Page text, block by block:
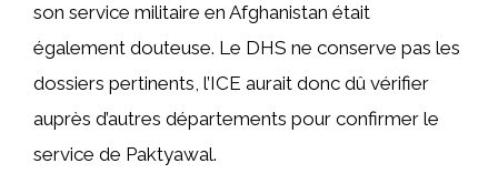
son service militaire en Afghanistan était
également douteuse. Le DHS ne conserve pas les
dossiers pertinents, l’ICE aurait donc dû vérifier
auprès d’autres départements pour confirmer le
service de Paktyawal.